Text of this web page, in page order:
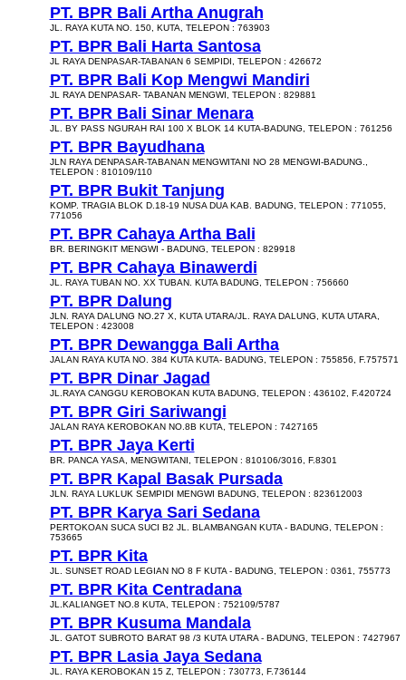
PT. BPR Bali Artha Anugrah
JL. RAYA KUTA NO. 150, KUTA, TELEPON : 763903
PT. BPR Bali Harta Santosa
JL RAYA DENPASAR-TABANAN 6 SEMPIDI, TELEPON : 426672
PT. BPR Bali Kop Mengwi Mandiri
JL RAYA DENPASAR- TABANAN MENGWI, TELEPON : 829881
PT. BPR Bali Sinar Menara
JL. BY PASS NGURAH RAI 100 X BLOK 14 KUTA-BADUNG, TELEPON : 761256
PT. BPR Bayudhana
JLN RAYA DENPASAR-TABANAN MENGWITANI NO 28 MENGWI-BADUNG.,
TELEPON : 810109/110
PT. BPR Bukit Tanjung
KOMP. TRAGIA BLOK D.18-19 NUSA DUA KAB. BADUNG, TELEPON : 771055,
771056
PT. BPR Cahaya Artha Bali
BR. BERINGKIT MENGWI - BADUNG, TELEPON : 829918
PT. BPR Cahaya Binawerdi
JL. RAYA TUBAN NO. XX TUBAN. KUTA BADUNG, TELEPON : 756660
PT. BPR Dalung
JLN. RAYA DALUNG NO.27 X, KUTA UTARA/JL. RAYA DALUNG, KUTA UTARA,
TELEPON : 423008
PT. BPR Dewangga Bali Artha
JALAN RAYA KUTA NO. 384 KUTA KUTA- BADUNG, TELEPON : 755856, F.757571
PT. BPR Dinar Jagad
JL.RAYA CANGGU KEROBOKAN KUTA BADUNG, TELEPON : 436102, F.420724
PT. BPR Giri Sariwangi
JALAN RAYA KEROBOKAN NO.8B KUTA, TELEPON : 7427165
PT. BPR Jaya Kerti
BR. PANCA YASA, MENGWITANI, TELEPON : 810106/3016, F.8301
PT. BPR Kapal Basak Pursada
JLN. RAYA LUKLUK SEMPIDI MENGWI BADUNG, TELEPON : 823612003
PT. BPR Karya Sari Sedana
PERTOKOAN SUCA SUCI B2 JL. BLAMBANGAN KUTA - BADUNG, TELEPON :
753665
PT. BPR Kita
JL. SUNSET ROAD LEGIAN NO 8 F KUTA - BADUNG, TELEPON : 0361, 755773
PT. BPR Kita Centradana
JL.KALIANGET NO.8 KUTA, TELEPON : 752109/5787
PT. BPR Kusuma Mandala
JL. GATOT SUBROTO BARAT 98 /3 KUTA UTARA - BADUNG, TELEPON : 7427967
PT. BPR Lasia Jaya Sedana
JL. RAYA KEROBOKAN 15 Z, TELEPON : 730773, F.736144